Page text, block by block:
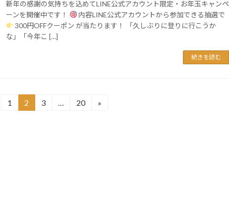
新年の感謝の気持ちを込めてLINE公式アカウント限定・お年玉キャンペ
ーンを開催中です！
内容LINE公式アカウントから参加できる抽選で
300円OFFクーポン が当たります！ 「久しぶりに登りに行こうか
な」「今年こ […]
続きを読む
固
1
固
2
固
3 …
固
20 »